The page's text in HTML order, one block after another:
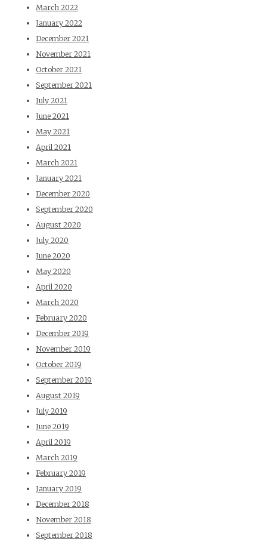
March 2022
January 2022
December 2021
November 2021
October 2021
September 2021
July 2021
June 2021
May 2021
April 2021
March 2021
January 2021
December 2020
September 2020
August 2020
July 2020
June 2020
May 2020
April 2020
March 2020
February 2020
December 2019
November 2019
October 2019
September 2019
August 2019
July 2019
June 2019
April 2019
March 2019
February 2019
January 2019
December 2018
November 2018
September 2018